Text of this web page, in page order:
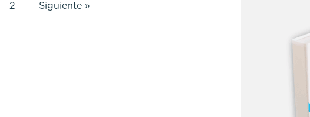
2 Siguiente »